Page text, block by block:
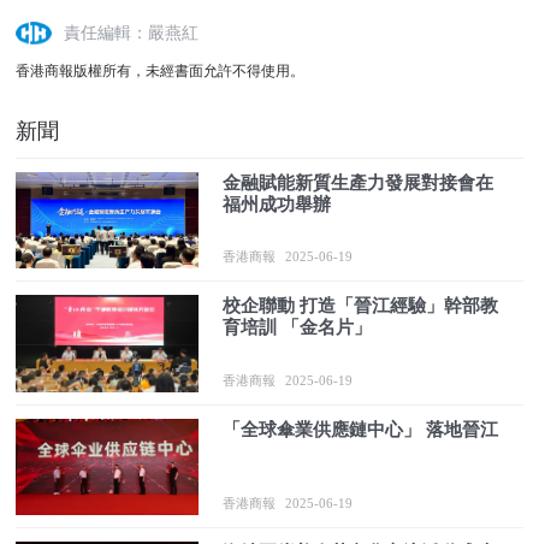
責任編輯：嚴燕紅
香港商報版權所有，未經書面允許不得使用。
新聞
金融賦能新質生產力發展對接會在
福州成功舉辦
香港商報 2025-06-19
校企聯動 打造「晉江經驗」幹部教
育培訓 「金名片」
香港商報 2025-06-19
「全球傘業供應鏈中心」 落地晉江
香港商報 2025-06-19